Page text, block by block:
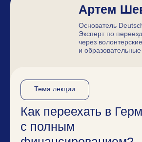
От А1 до свободного владения:
как построить свой путь в
изучении немецкого
Жизнь без границ: как
миграционный юрист, фаундер
Intermigro